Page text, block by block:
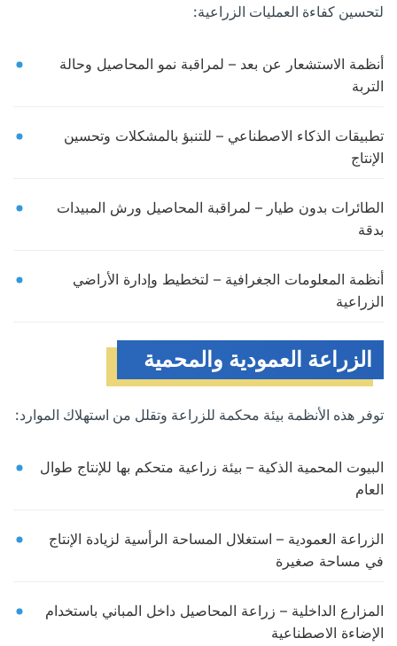
لتحسين كفاءة العمليات الزراعية:
أنظمة الاستشعار عن بعد – لمراقبة نمو المحاصيل وحالة
التربة
تطبيقات الذكاء الاصطناعي – للتنبؤ بالمشكلات وتحسين
الإنتاج
الطائرات بدون طيار – لمراقبة المحاصيل ورش المبيدات
بدقة
أنظمة المعلومات الجغرافية – لتخطيط وإدارة الأراضي
الزراعية
الزراعة العمودية والمحمية
توفر هذه الأنظمة بيئة محكمة للزراعة وتقلل من استهلاك الموارد:
البيوت المحمية الذكية – بيئة زراعية متحكم بها للإنتاج طوال
العام
الزراعة العمودية – استغلال المساحة الرأسية لزيادة الإنتاج
في مساحة صغيرة
المزارع الداخلية – زراعة المحاصيل داخل المباني باستخدام
الإضاءة الاصطناعية